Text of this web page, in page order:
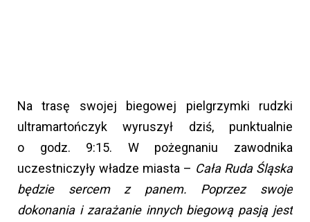
Na trasę swojej biegowej pielgrzymki rudzki
ultramartończyk wyruszył dziś, punktualnie
o godz. 9:15. W pożegnaniu zawodnika
uczestniczyły władze miasta – Cała Ruda Śląska
będzie sercem z panem. Poprzez swoje
dokonania i zarażanie innych biegową pasją jest